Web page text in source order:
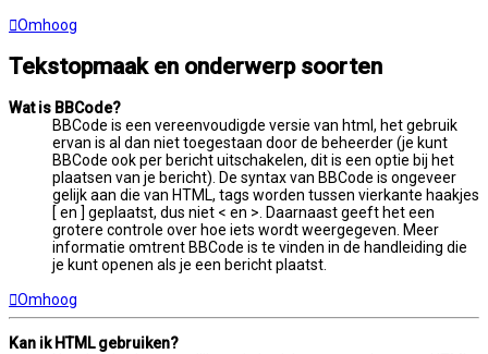
Omhoog
Tekstopmaak en onderwerp soorten
Wat is BBCode?
BBCode is een vereenvoudigde versie van html, het gebruik
ervan is al dan niet toegestaan door de beheerder (je kunt
BBCode ook per bericht uitschakelen, dit is een optie bij het
plaatsen van je bericht). De syntax van BBCode is ongeveer
gelijk aan die van HTML, tags worden tussen vierkante haakjes
[ en ] geplaatst, dus niet < en >. Daarnaast geeft het een
grotere controle over hoe iets wordt weergegeven. Meer
informatie omtrent BBCode is te vinden in de handleiding die
je kunt openen als je een bericht plaatst.
Omhoog
Kan ik HTML gebruiken?